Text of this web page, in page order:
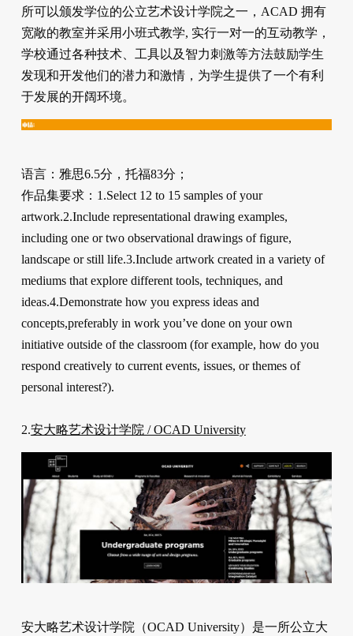
所可以颁发学位的公立艺术设计学院之一，ACAD 拥有
宽敞的教室并采用小班式教学, 实行一对一的互动教学，
学校通过各种技术、工具以及智力刺激等方法鼓励学生
发现和开发他们的潜力和激情，为学生提供了一个有利
于发展的开阔环境。
语言：雅思6.5分，托福83分；
作品集要求：1.Select 12 to 15 samples of your
artwork.2.Include representational drawing examples,
including one or two observational drawings of figure,
landscape or still life.3.Include artwork created in a variety of
mediums that explore different tools, techniques, and
ideas.4.Demonstrate how you express ideas and
concepts,preferably in work you’ve done on your own
initiative outside of the classroom (for example, how do you
respond creatively to current events, issues, or themes of
personal interest?).
2.安大略艺术设计学院 / OCAD University
安大略艺术设计学院（OCAD University）是一所公立大